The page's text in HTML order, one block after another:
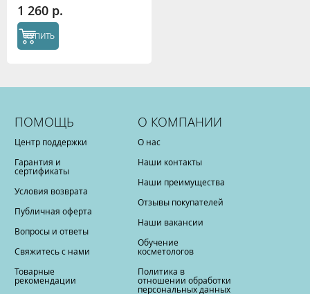
1 260 р.
КУПИТЬ
ПОМОЩЬ
Центр поддержки
Гарантия и
сертификаты
Условия возврата
Публичная оферта
Вопросы и ответы
Свяжитесь с нами
Товарные
рекомендации
О КОМПАНИИ
О нас
Наши контакты
Наши преимущества
Отзывы покупателей
Наши вакансии
Обучение
косметологов
Политика в
отношении обработки
персональных данных